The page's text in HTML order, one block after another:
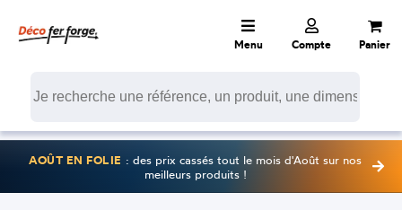
Menu Compte Panier
AOÛT EN FOLIE : des prix cassés tout le mois d'Août sur nos
meilleurs produits !